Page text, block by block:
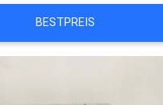
BESTPREIS